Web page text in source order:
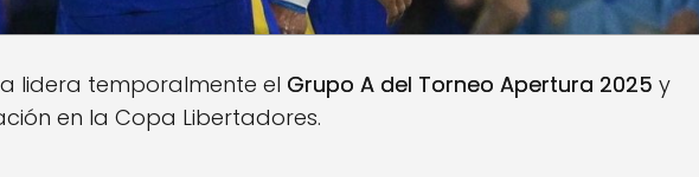
lidera temporalmente el Grupo A del Torneo Apertura 2025 y
en la Copa Libertadores.